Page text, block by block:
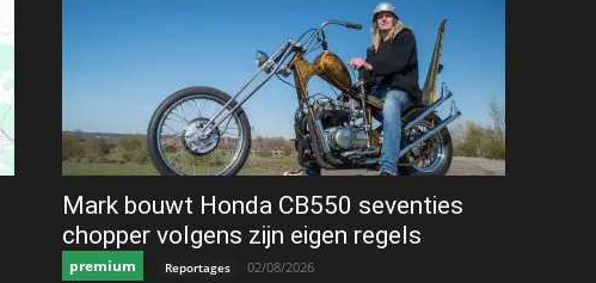
Mark bouwt Honda CB550 seventies
chopper volgens zijn eigen regels
premium Reportages 02/08/2026